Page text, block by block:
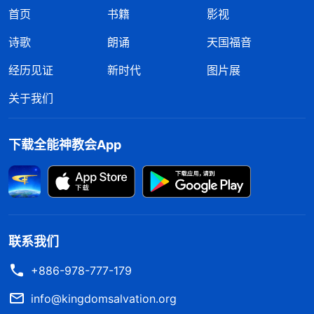
首页 书籍
影视
诗歌
朗诵
天国福音
经历见证
新时代
图片展
关于我们
下载全能神教会App
联系我们
+886-978-777-179
info@kingdomsalvation.org